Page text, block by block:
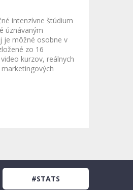
intenzívne štúdium
úznávaným
je môžné osobne v
zo 16
kurzov, reálnych
#STATS